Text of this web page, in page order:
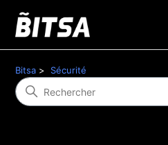
Bitsa Sécurité